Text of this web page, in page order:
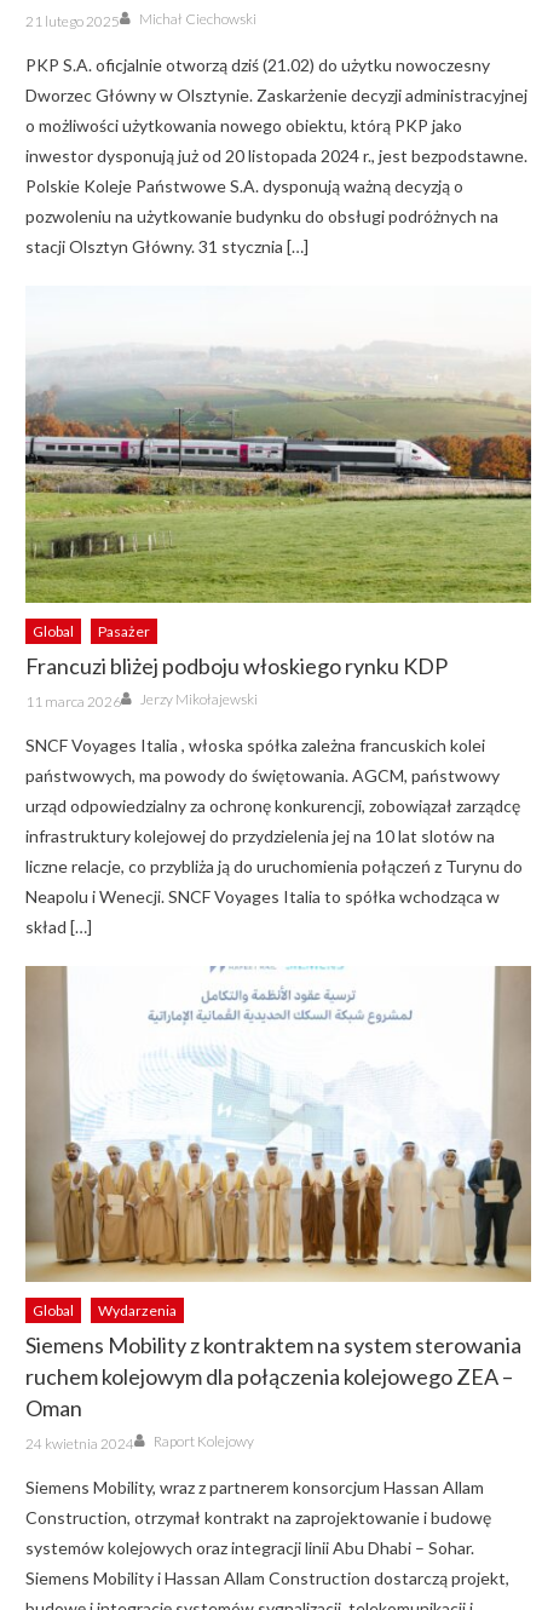
Posted
on
21 lutego 2025 Author
Michał Ciechowski
PKP S.A. oficjalnie otworzą dziś (21.02) do użytku nowoczesny
Dworzec Główny w Olsztynie. Zaskarżenie decyzji administracyjnej
o możliwości użytkowania nowego obiektu, którą PKP jako
inwestor dysponują już od 20 listopada 2024 r., jest bezpodstawne.
Polskie Koleje Państwowe S.A. dysponują ważną decyzją o
pozwoleniu na użytkowanie budynku do obsługi podróżnych na
stacji Olsztyn Główny. 31 stycznia […]
Global Pasażer
Francuzi bliżej podboju włoskiego rynku KDP
Posted
on
11 marca 2026 Author
Jerzy Mikołajewski
SNCF Voyages Italia , włoska spółka zależna francuskich kolei
państwowych, ma powody do świętowania. AGCM, państwowy
urząd odpowiedzialny za ochronę konkurencji, zobowiązał zarządcę
infrastruktury kolejowej do przydzielenia jej na 10 lat slotów na
liczne relacje, co przybliża ją do uruchomienia połączeń z Turynu do
Neapolu i Wenecji. SNCF Voyages Italia to spółka wchodząca w
skład […]
Global Wydarzenia
Siemens Mobility z kontraktem na system sterowania
ruchem kolejowym dla połączenia kolejowego ZEA –
Oman
Posted
on
24 kwietnia 2024 Author
Raport Kolejowy
Siemens Mobility, wraz z partnerem konsorcjum Hassan Allam
Construction, otrzymał kontrakt na zaprojektowanie i budowę
systemów kolejowych oraz integracji linii Abu Dhabi – Sohar.
Siemens Mobility i Hassan Allam Construction dostarczą projekt,